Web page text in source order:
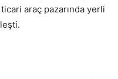
araç pazarında yerli